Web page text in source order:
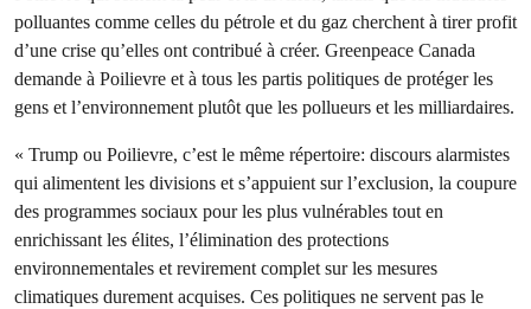
polluantes comme celles du pétrole et du gaz cherchent à tirer profit
d’une crise qu’elles ont contribué à créer. Greenpeace Canada
demande à Poilievre et à tous les partis politiques de protéger les
gens et l’environnement plutôt que les pollueurs et les milliardaires.
« Trump ou Poilievre, c’est le même répertoire: discours alarmistes
qui alimentent les divisions et s’appuient sur l’exclusion, la coupure
des programmes sociaux pour les plus vulnérables tout en
enrichissant les élites, l’élimination des protections
environnementales et revirement complet sur les mesures
climatiques durement acquises. Ces politiques ne servent pas le